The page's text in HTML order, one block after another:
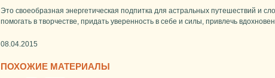
Это своеобразная энергетическая подпитка для астральных путешествий и
помогать в творчестве, придать уверенность в себе и силы, привлечь
08.04.2015
ПОХОЖИЕ МАТЕРИАЛЫ